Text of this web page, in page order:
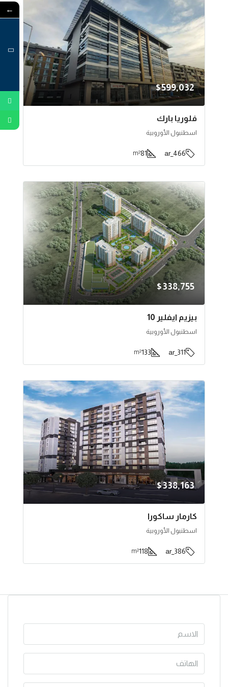
$599,032
فلوريا بارك
اسطنبول الأوروبية
466_ar
81
m²
$338,755
بيزيم ايفلير 10
اسطنبول الأوروبية
311_ar
133
m²
$338,163
كارمار ساكورا
اسطنبول الأوروبية
386_ar
118
m²
←